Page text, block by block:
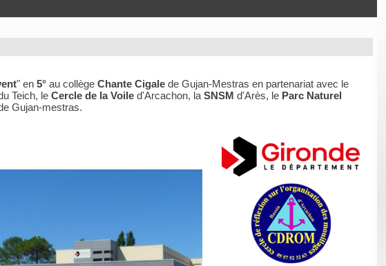
" en 5° au collège Chante Cigale de Gujan-Mestras en partenariat avec le
Teich, le Cercle de la Voile d'Arcachon, la SNSM d'Arès, le Parc Naturel
Gujan-mestras.